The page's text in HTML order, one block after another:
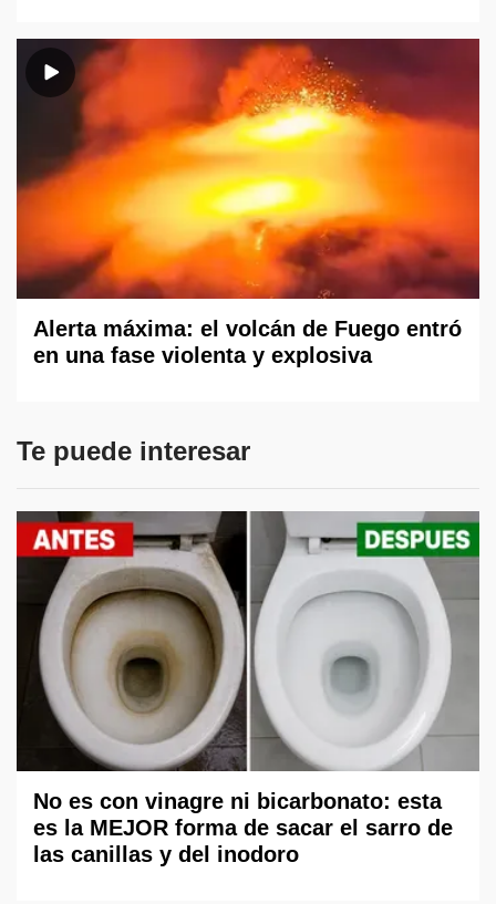
Alerta máxima: el volcán de Fuego entró
en una fase violenta y explosiva
Te puede interesar
No es con vinagre ni bicarbonato: esta
es la MEJOR forma de sacar el sarro de
las canillas y del inodoro